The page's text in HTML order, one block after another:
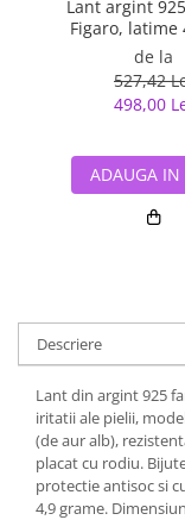
Lant argint
Figaro, latime
de la
527,42
498,00
ADAUGA IN
Descriere
Lant din argint 925
iritatii ale pielii,
(de aur alb),
placat cu rodiu.
protectie antisoc si
4,9 grame.